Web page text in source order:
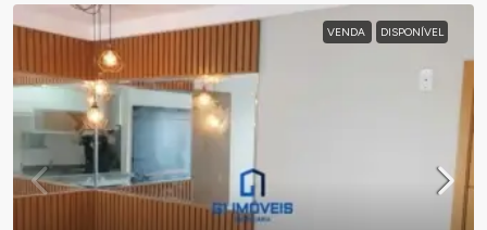
VENDA DISPONÍVEL